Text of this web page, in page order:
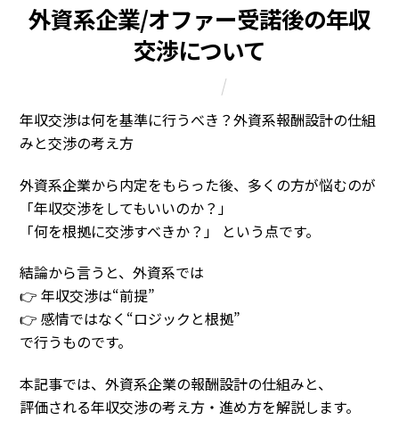
外資系企業/オファー受諾後の年収
交渉について
年収交渉は何を基準に行うべき？外資系報酬設計の仕組
みと交渉の考え方
外資系企業から内定をもらった後、多くの方が悩むのが
「年収交渉をしてもいいのか？」
「何を根拠に交渉すべきか？」 という点です。
結論から言うと、外資系では
👉 年収交渉は“前提”
👉 感情ではなく“ロジックと根拠”
で行うものです。
本記事では、外資系企業の報酬設計の仕組みと、
評価される年収交渉の考え方・進め方を解説します。